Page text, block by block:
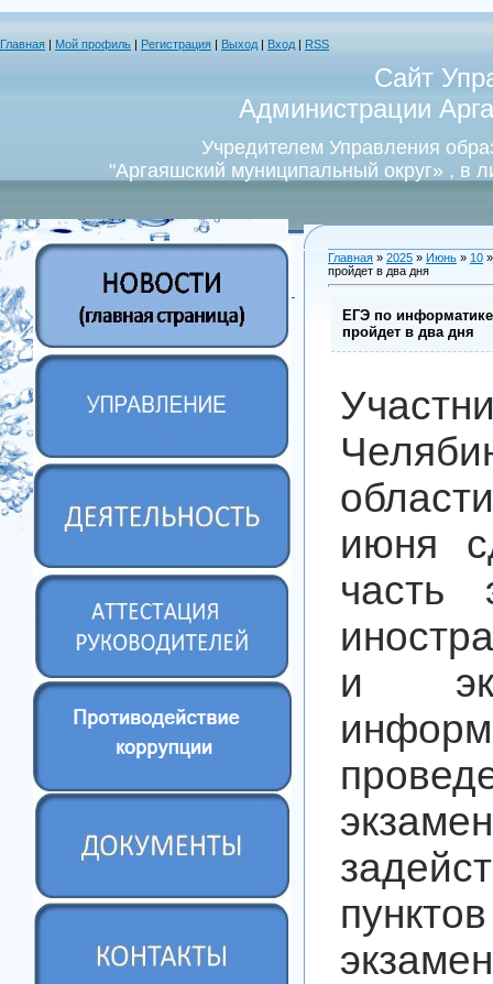
Главная Мой профиль Регистрация Выход Вход RSS
Сайт
Администрации
Учредителем Управления
"Аргаяшский муниципальный округ» , в
Главная » 2025 » Июнь » 10
пройдет в два дня
ЕГЭ по
пройдет в два дня
июня
часть
и